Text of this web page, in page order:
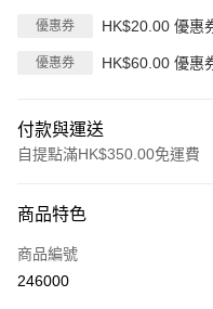
優惠券 HK$20.00 優惠
優惠券 HK$60.00 優惠
付款與運送
自提點滿HK$350.00免運費
信用卡
Apple Pay
商品特色
商品編號
246000